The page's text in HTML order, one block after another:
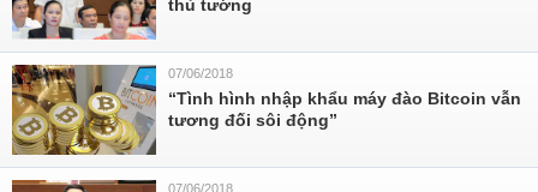
thủ tướng
07/06/2018
“Tình hình nhập khẩu máy đào Bitcoin vẫn
tương đối sôi động”
07/06/2018